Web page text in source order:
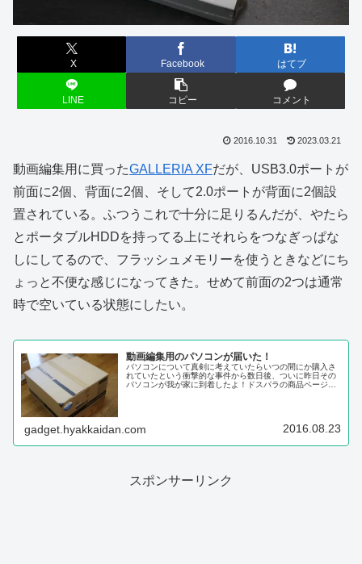
X Facebook はてブ
LINE コピー コメント
2016.10.31 2023.03.21
動画編集用に買ったGALLERIA XFだが、USB3.0ポートが
前面に2個、背面に2個、そして2.0ポートが背面に2個設
置されている。ふつうこれで十分に足りるんだが、やたら
とポータブルHDDを持ってる上にそれらをつなぎっぱな
しにしてるので、フラッシュメモリーを使うときなどにち
ょっと不便な感じになってきた。せめて前面の2つは通常
時で空いている状態にしたい。
動画編集用のパソコンが届いた！
パソコンについて真剣に考えていたらいつの間にか購入さ
れていたという衝撃的な事件から数日後、ついに昨日その
パソコンが我が家に到着したよ！ドスパラの商品ページで
gadget.hyakkaidan.com 2016.08.23
スポンサーリンク